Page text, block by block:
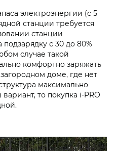
электроэнергии (с 5
станции требуется
станции
с 30 до 80%
случае такой
комфортно заряжать
доме, где нет
максимально
то покупка i‑PRO